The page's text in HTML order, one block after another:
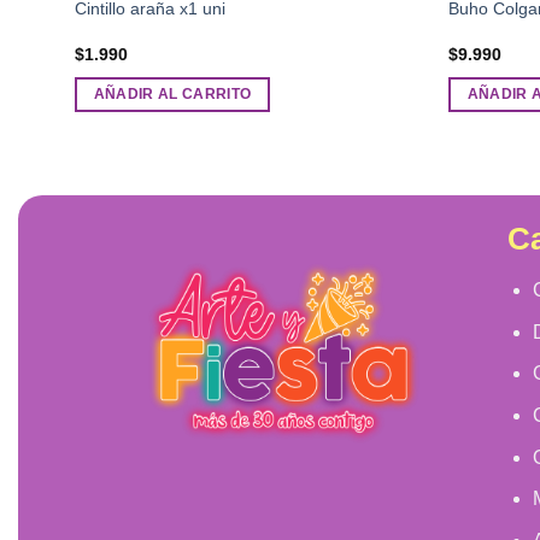
Cintillo araña x1 uni
$1.990
AÑADIR AL CARRITO
Buho
$9.990
AÑADIR